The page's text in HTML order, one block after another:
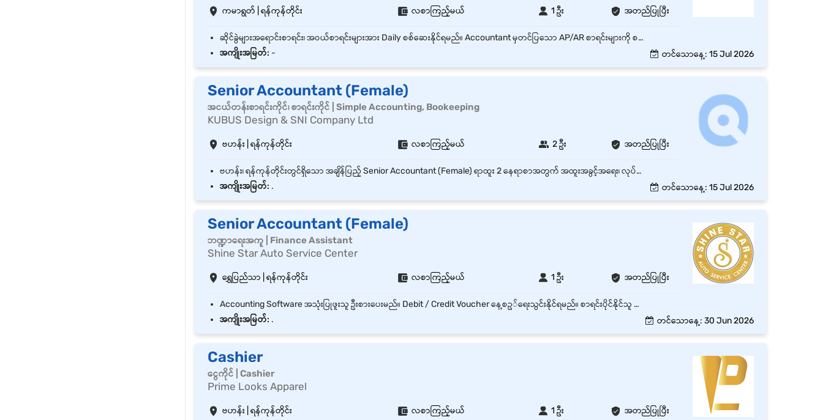
ကမာရွတ် | ရန်ကုန်တိုင်း လစာကြည့်မယ် 1 ဦး အတည်ပြုပြီး
ဆိုင်ခွဲများအရောင်းစာရင်း၊ အဝယ်စာရင်းများအား Daily စစ်ဆေးနိုင်ရမည်။ Accountant မှတင်ပြသော AP/AR စာရင်းများကို စစ်ဆေးပေးနိုင်ရမည်။ Income & Expense, Cash,Bank Trasaction များစစ်ဆေးနိုင်ရမည်။ Finance & Accountant Department ရှိ Cashier, Accountantများမှတင်ပြလာသောစာရင်းများမှန်ကန်မှုရှိ၊ မရှိစစ်ဆေးပေးနိုင်ရမည်။ Ground Stock Balance နှင့် စာရင်းထဲရှိ Stock စာရင်းများကွာဟမှု ရှိ၊ မရှိ စစ်ဆေးပြီးManagementသို့အချိန်မှီတင်ပြနိုင်ရမည်။ Financial Report ရေးဆွဲနိုင်ရမည်။ အခါအားလျော်စွာ Management မှလိုအပ်သည့် Report များအား တင်ပြနိုင်ရမည်။
အကျိုးအမြတ်: - တင်သောနေ့: 15 Jul 2026
Senior Accountant (Female)
အငယ်တန်းစာရင်းကိုင်၊ စာရင်းကိုင် | Simple Accounting, Bookeeping
KUBUS Design & SNI Company Ltd
ဗဟန်း | ရန်ကုန်တိုင်း လစာကြည့်မယ် 2 ဦး အတည်ပြုပြီး
ဗဟန်း၊ ရန်ကုန်တိုင်းတွင်ရှိသော အချိန်ပြည့် Senior Accountant (Female) ရာထူး 2 နေရာစာအတွက် အထူးအခွင့်အရေး၊ လုပ်သက် - အတွေ့အကြုံရှိ နှင့် လစဉ် လစာကောင်းကောင်းပေးမည်။ Office Times _ 8:00Am - 5:00Pm Off Day- Sunday and Public Holiday
အကျိုးအမြတ်: . တင်သောနေ့: 15 Jul 2026
Senior Accountant (Female)
ဘဏ္ဍာရေးအကူ | Finance Assistant
Shine Star Auto Service Center
ရွှေပြည်သာ | ရန်ကုန်တိုင်း လစာကြည့်မယ် 1 ဦး အတည်ပြုပြီး
Accounting Software အသုံးပြုဖူးသူ ဦးစားပေးမည်။ Debit / Credit Voucher နေ့စဥ်ရေးသွင်းနိုင်ရမည်။ စာရင်းပိုင်နိုင်သူ လချုပ် (Closing Stock, Cash Book , Ledger, Journal , etc) ကျွမ်းကျင်စွာချုပ်နိုင်သူ, Report တင်နိုင်သူဖြစ်ရမည်။ Financial Statements (Trial Balance, Profit & Loss, Balance Sheet) ဆွဲနိုင်ရမည်။
အကျိုးအမြတ်: . တင်သောနေ့: 30 Jun 2026
Cashier
ငွေကိုင် | Cashier
Prime Looks Apparel
ဗဟန်း | ရန်ကုန်တိုင်း လစာကြည့်မယ် 1 ဦး အတည်ပြုပြီး